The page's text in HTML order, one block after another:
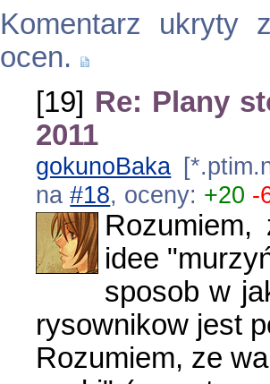
Komentarz ukryty
ocen.
[19] Re: Plany
2011
gokunoBaka
na#18, oceny: +20 -
idee
sposob w
rysownikow jest
Rozumiem, ze